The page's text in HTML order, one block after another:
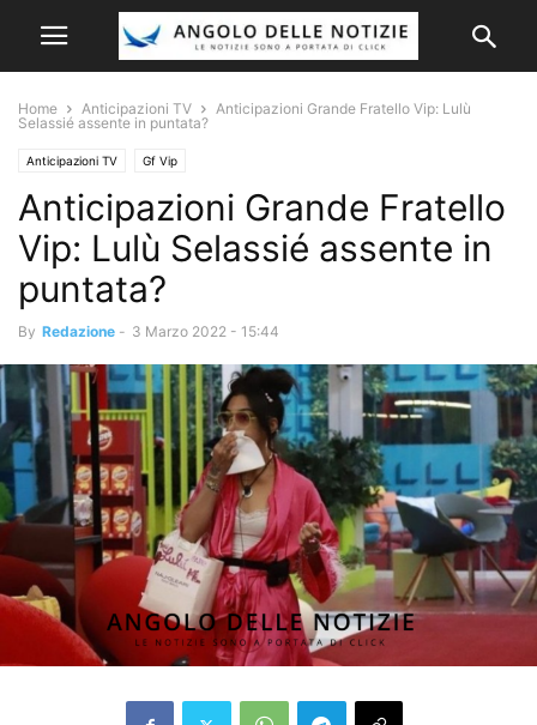
Home Anticipazioni TV
Anticipazioni Grande Fratello Vip: Lulù
Selassié assente in puntata?
Anticipazioni TV Gf Vip
Anticipazioni Grande Fratello
Vip: Lulù Selassié assente in
puntata?
By Redazione - 3 Marzo 2022 - 15:44